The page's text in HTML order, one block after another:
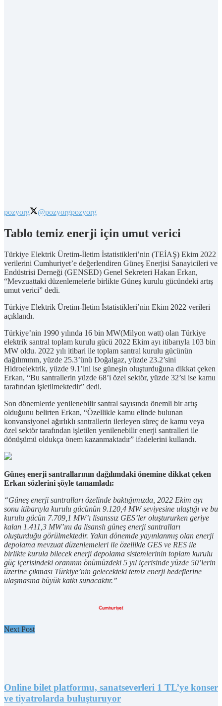
pozyorg @pozyorgpozyorg
Tablo temiz enerji için umut verici
Türkiye Elektrik Üretim-İletim İstatistikleri’nin (TEİAŞ) Ekim 2022
verilerini Cumhuriyet’e değerlendiren Güneş Enerjisi Sanayicileri ve
Endüstrisi Derneği (GENSED) Genel Sekreteri Hakan Erkan,
“Mevzuattaki düzenlemelerle birlikte Güneş kurulu gücündeki artış
umut verici” dedi.
Türkiye Elektrik Üretim-İletim İstatistikleri’nin Ekim 2022 verileri
açıklandı.
Türkiye’nin 1990 yılında 16 bin MW(Milyon watt) olan Türkiye
elektrik santral toplam kurulu gücü 2022 Ekim ayı itibarıyla 103 bin
MW oldu. 2022 yılı itibari ile toplam santral kurulu gücünün
dağılımının, yüzde 25.3’ünü Doğalgaz, yüzde 23.2’sini
Hidroelektrik, yüzde 9.1’ini ise güneşin oluşturduğuna dikkat çeken
Erkan, “Bu santrallerin yüzde 68’i özel sektör, yüzde 32’si ise kamu
tarafından işletilmektedir” dedi.
Son dönemlerde yenilenebilir santral sayısında önemli bir artış
olduğunu belirten Erkan, “Özellikle kamu elinde bulunan
konvansiyonel ağırlıklı santrallerin ilerleyen süreç de kamu veya
özel sektör tarafından işletilen yenilenebilir enerji santralleri ile
dönüşümü oldukça önem kazanmaktadır” ifadelerini kullandı.
Güneş enerji santrallarının dağılımdaki önemine dikkat çeken
Erkan sözlerini şöyle tamamladı:
“Güneş enerji santralları özelinde baktığımızda, 2022 Ekim ayı
sonu itibarıyla kurulu gücünün 9.120,4 MW seviyesine ulaştığı ve bu
kurulu gücün 7.709,1 MW’ı lisanssız GES’ler oluştururken geriye
kalan 1.411,3 MW’ını da lisanslı güneş enerji santralları
oluşturduğu görülmektedir. Yakın dönemde yayınlanmış olan enerji
depolama mevzuat düzenlemeleri ile özellikle GES ve RES ile
birlikte kurula bilecek enerji depolama sistemlerinin toplam kurulu
güç içerisindeki oranının önümüzdeki 5 yıl içerisinde yüzde 50’lerin
üzerine çıkması Türkiye’nin gelecekteki temiz enerji hedeflerine
ulaşmasına büyük katkı sunacaktır.”
Next Post
Online bilet platformu, sanatseverleri 1 TL’ye konser
ve tiyatrolarda buluşturuyor